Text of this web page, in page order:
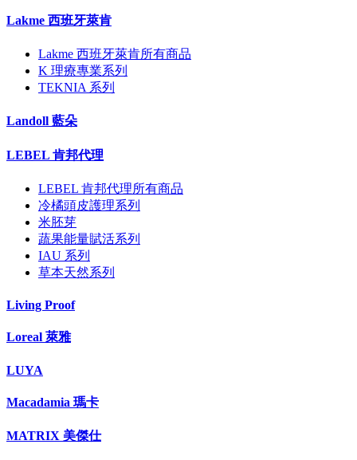
Lakme 西班牙萊肯
Lakme 西班牙萊肯所有商品
K 理療專業系列
TEKNIA 系列
Landoll 藍朵
LEBEL 肯邦代理
LEBEL 肯邦代理所有商品
冷橘頭皮護理系列
米胚芽
蔬果能量賦活系列
IAU 系列
草本天然系列
Living Proof
Loreal 萊雅
LUYA
Macadamia 瑪卡
MATRIX 美傑仕